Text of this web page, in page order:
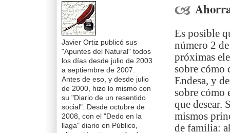
Es posible
número 2
próximas
sobre cómo
Endesa, y
sobre cómo
que desear.
mismos
de familia:
Javier Ortiz publicó sus
"Apuntes del Natural" todos
los días desde julio de 2003
a septiembre de 2007.
Antes de eso, y desde julio
de 2000, hizo lo mismo con
su "Diario de un resentido
social". Desde octubre de
2008, con el "Dedo en la
llaga" diario en Público,